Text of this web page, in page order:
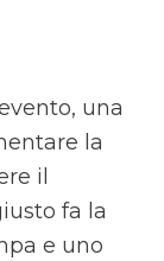
una
la
il
fa la
e uno